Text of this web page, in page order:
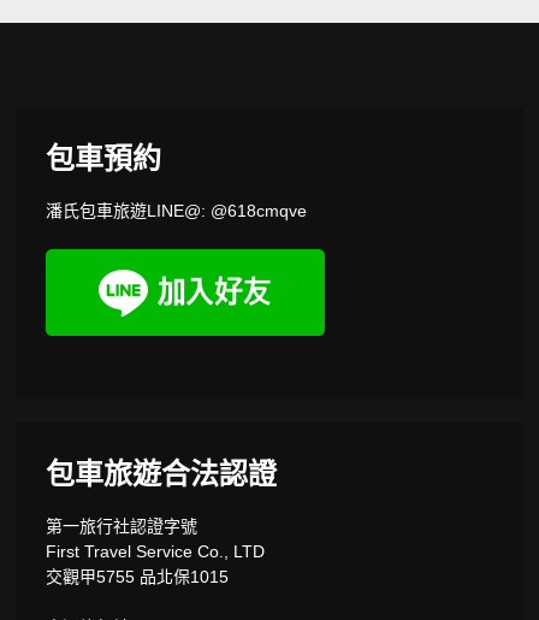
包車預約
潘氏包車旅遊LINE@: @618cmqve
包車旅遊合法認證
第一旅行社認證字號
First Travel Service Co., LTD
交觀甲5755 品北保1015